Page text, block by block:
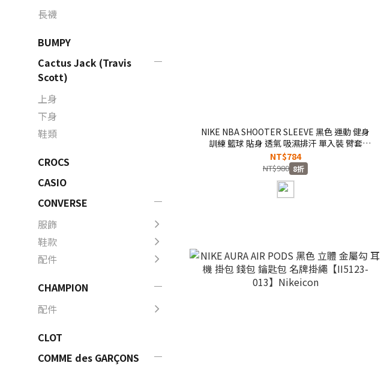
長襪
BUMPY
Cactus Jack (Travis
Scott)
上身
下身
鞋類
CROCS
CASIO
CONVERSE
服飾
鞋款
配件
CHAMPION
配件
CLOT
COMME des GARÇONS
NIKE NBA SHOOTER SLEEVE 黑色 運動 健身
訓練 籃球 貼身 透氣 吸濕排汗 單入裝 臂套
2.0【N1002041010】SPG
NT$784
NT$980 8折